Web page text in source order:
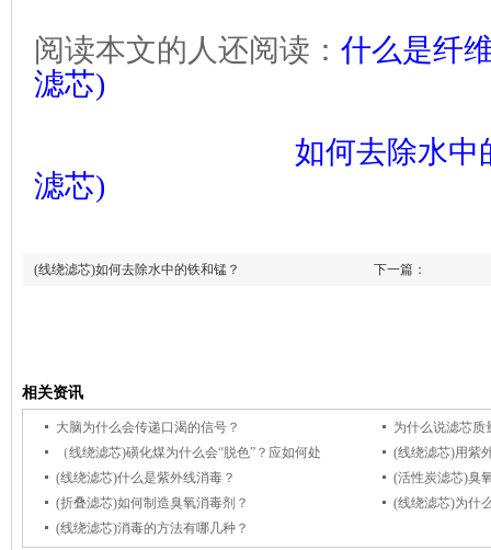
阅读本文的人还阅读： 什么是纤
滤芯)
如何去除水中
滤芯)
下一篇：
(线绕滤芯)如何去除水中的铁和锰？
相关资讯
大脑为什么会传递口渴的信号？
为什么说滤芯质
（线绕滤芯)磺化煤为什么会“脱色”？应如何处
(线绕滤芯)用紫
(线绕滤芯)什么是紫外线消毒？
(活性炭滤芯)臭
(折叠滤芯)如何制造臭氧消毒剂？
(线绕滤芯)为什
(线绕滤芯)消毒的方法有哪几种？